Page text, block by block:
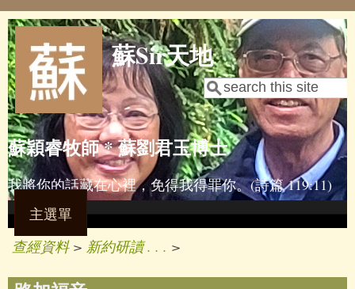
Skip to main content
蘇Sir天地
Search form
Search
蘇穎睿牧師 * 蘇劉君玉博士
我將你的話藏在心裡，免得我得罪你。(詩篇 119:11)
主選單
查經資料> 新約研讀 . . . >